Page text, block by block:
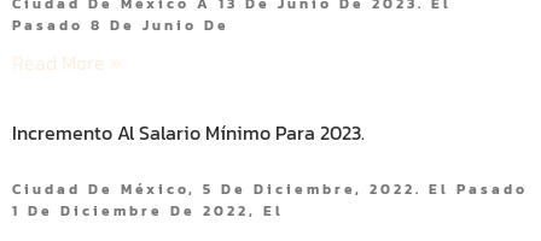
Pasado 8 De Junio De
Read More »
Incremento Al Salario Mínimo Para 2023.
Ciudad De México, 5 De Diciembre, 2022. El Pasado
1 De Diciembre De 2022, El